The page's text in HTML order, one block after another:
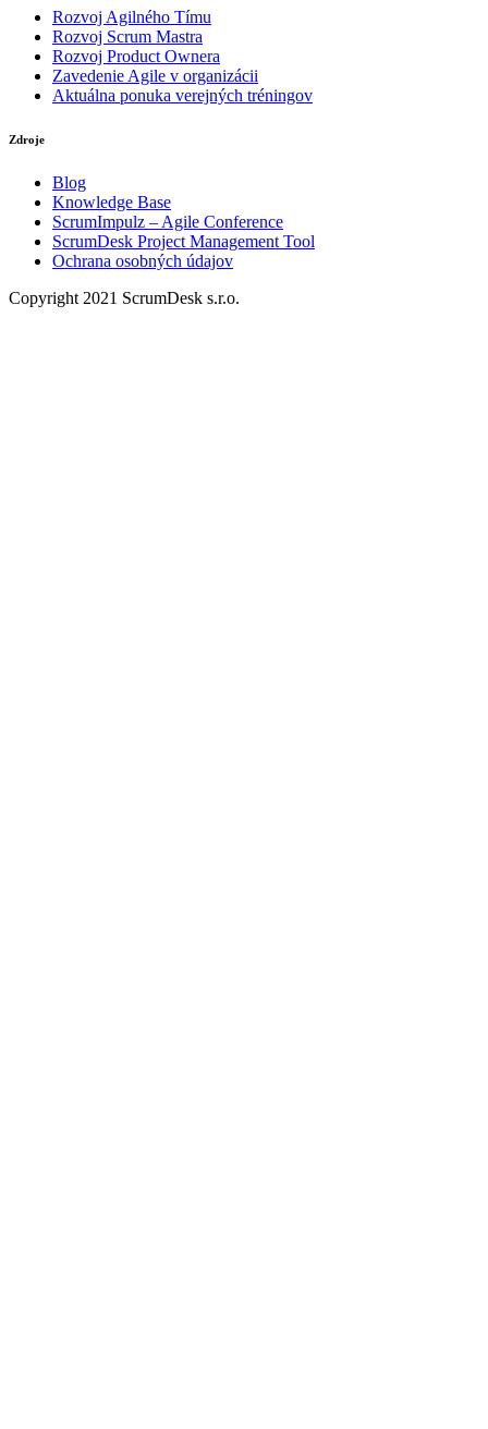
Rozvoj Agilného Tímu
Rozvoj Scrum Mastra
Rozvoj Product Ownera
Zavedenie Agile v organizácii
Aktuálna ponuka verejných tréningov
Zdroje
Blog
Knowledge Base
ScrumImpulz – Agile Conference
ScrumDesk Project Management Tool
Ochrana osobných údajov
Copyright 2021 ScrumDesk s.r.o.